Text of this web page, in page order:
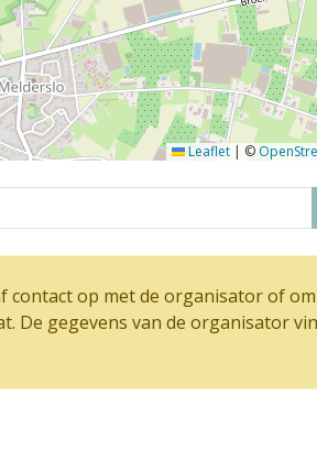
Leaflet | ©
contact op met de organisator of
De gegevens van de organisator